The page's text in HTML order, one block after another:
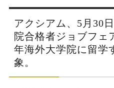
コンサルタントの紹介
ステージ別アドバイス
MBAの転職事例
MBAからのFAQ
職務経歴書の書き方
日本語履歴書テンプレート
よくある面接Q&A集
転職市場の明日をよめ
コンサルティングの現場から
転職成功への4つの鍵
MBA壮行会カレンダー
ジョブフェア
海外セミナー
主なクライアント
アクセス
採用情報
アクシアム、5月30
院合格者ジョブフェ
年海外大学院に留学
象。